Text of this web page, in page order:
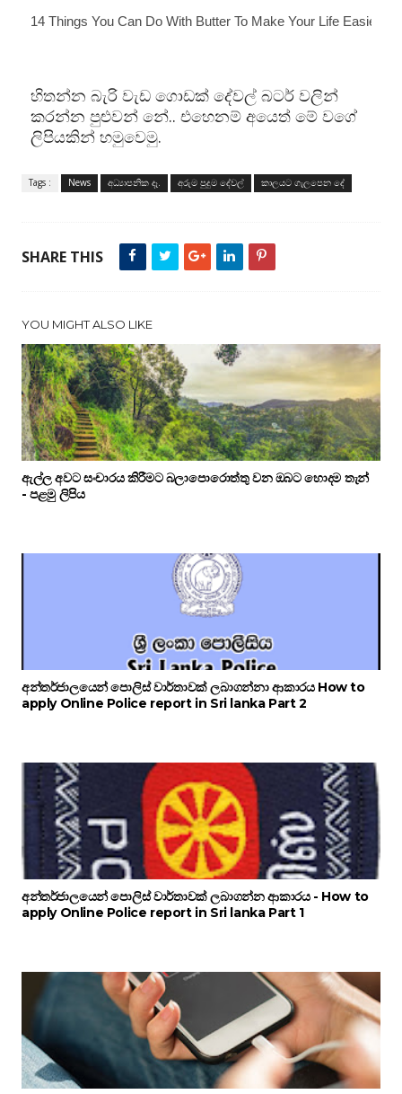
14 Things You Can Do With Butter To Make Your Life Easier
හිතන්න බැරි වැඩ ගොඩක් දේවල් බටර් වලින්
කරන්න පුළුවන් නේ.. එහෙනම් අයෙත් මේ වගේ
ලිපියකින් හමුවෙමු.
Tags : News අධ්‍යාපනික දෑ. අරුම පුදුම දේවල් කාලයට ගැලපෙන දේ
SHARE THIS
YOU MIGHT ALSO LIKE
ඇල්ල අවට සංචාරය කිරීමට බලාපොරොත්තු වන ඔබට හොදම තැන්
- පළමු ලිපිය
අන්තර්ජාලයෙන් පොලිස් වාර්තාවක් ලබාගන්නා ආකාරය How to
apply Online Police report in Sri lanka Part 2
අන්තර්ජාලයෙන් පොලිස් වාර්තාවක් ලබාගන්න ආකාරය - How to
apply Online Police report in Sri lanka Part 1